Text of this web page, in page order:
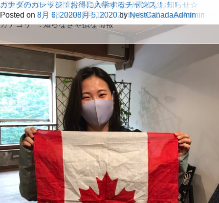
カテゴリー:知らなきゃ損な情報
カナダワーホリ：カナダで就労、そして昇格！
Posted on 5月 14, 2022byNestCanadaAdmin
BC州のカジノ再開！！
Posted on 7月 12, 20217月 6, 2021byNestCanadaAdmin
カナダ土産にぜひ♬
Posted on 7月 6, 2021byNestCanadaAdmin
映画業界で有名なバンクーバー♬
Posted on 11月 18, 2020by NestCanadaAdmin
カナダ親子留学・移民に関して耳より情報♬
Posted on 10月 21, 2020by NestCanadaAdmin
動画で分かりやすく解説：カナダ入国後の自己隔離方法
Posted on 10月 16, 202010月 16, 2020byNestCanadaAdmin
大好評の”検証動画”をアップしました♬
Posted on 9月 15, 20209月 15, 2020byNestCanadaAdmin
【動画】カナダへワーホリ入国する条件はこれ！
Posted on 9月 2, 20209月 2, 2020byNestCanadaAdmin
バンクーバー学校情報：Tamwoodより素敵なお知らせ☆
Posted on 8月 18, 20208月 18, 2020byNestCanadaAdmin
カナダのカレッジ：お得に入学するチャンス！！！
Posted on 8月 6, 20208月 5, 2020byNestCanadaAdmin